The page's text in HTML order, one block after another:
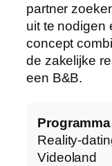
partner
uit te nodigen
concept
de zakelijke
een B&B.
Programma
Reality-
Videoland